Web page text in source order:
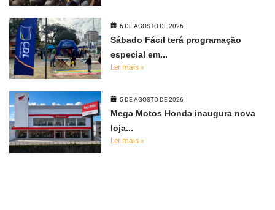
6 DE AGOSTO DE 2026
Sábado Fácil terá programação
especial em...
Ler mais »
5 DE AGOSTO DE 2026
Mega Motos Honda inaugura nova
loja...
Ler mais »